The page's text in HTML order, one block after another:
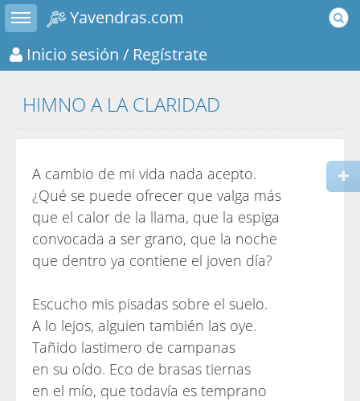
Toggle sidebar
Yavendras.com
Inicio sesión / Regístrate
HIMNO A LA CLARIDAD
A cambio de mi vida nada acepto.
¿Qué se puede ofrecer que valga más
que el calor de la llama, que la espiga
convocada a ser grano, que la noche
que dentro ya contiene el joven día?
Escucho mis pisadas sobre el suelo.
A lo lejos, alguien también las oye.
Tañido lastimero de campanas
en su oído. Eco de brasas tiernas
en el mío, que todavía es temprano